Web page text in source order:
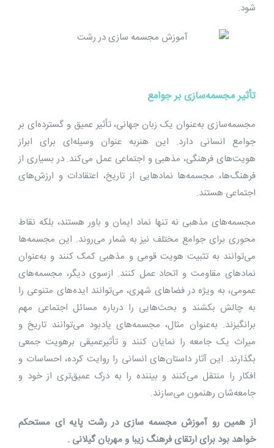
شود.
تأثیر مجسمه‌سازی بر جوامع
مجسمه‌سازی به‌عنوان یک زبان جهانی، تأثیر عمیق و گسترده‌ای بر
جوامع انسانی دارد. این هنربه‌ عنوان وسیله‌ای برای ابراز
هویت‌های فرهنگی، مذهبی و اجتماعی عمل می‌کند. در بسیاری از
فرهنگ‌ها، مجسمه‌ها نمادهایی از تاریخ، اعتقادات و ارزش‌های
اجتماعی هستند.
مجسمه‌های مذهبی نه تنها نماد ایمان و باور هستند، بلکه نقاط
محوری برای جوامع مختلف نیز به شمار می‌روند. این مجسمه‌ها
می‌توانند به تثبیت هویت قومی و مذهبی کمک کنند و به‌عنوان
نمادهای مقاومت و اتحاد عمل کنند. ازسوی دیگر، مجسمه‌های
عمومی، به‌ ویژه در فضاهای شهری، می‌توانند ایده‌های متنوعی را
به چالش بکشند و بحث‌هایی را درباره مسائل اجتماعی مهم
برانگیزند. به‌عنوان مثال، مجسمه‌های یادبود می‌توانند تاریخ و
میراث یک جامعه را نمایان کنند و تأثیرعمیقی برهویت جمعی
بگذارند. این آثار داستان‌های انسانی را روایت کرده، احساسات و
افکار را منتقل می‌کنند و بیننده را به درک عمیق‌تری از خود و
جامعه‌شان رهنمون می‌سازند.
از همین رو آموزش مجسمه سازی در رشت پایه ای مستحکم
خواهد بود برای ارتقای فرهنگ زیبا و مهربان گیلانی .